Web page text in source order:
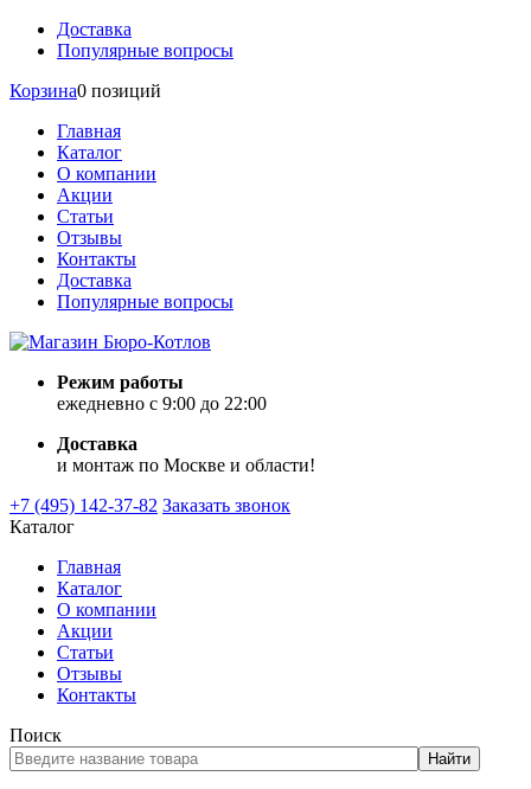
Доставка
Популярные вопросы
Корзина0 позиций
Главная
Каталог
О компании
Акции
Статьи
Отзывы
Контакты
Доставка
Популярные вопросы
Режим работы
ежедневно с 9:00 до 22:00
Доставка
и монтаж по Москве и области!
+7 (495) 142-37-82 Заказать звонок
Каталог
Главная
Каталог
О компании
Акции
Статьи
Отзывы
Контакты
Поиск
Найти